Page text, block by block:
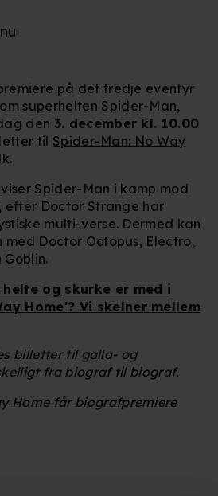
på det tredje eventyr
superhelten Spider-Man,
den 3. december kl. 10.00
til Spider-Man: No Way
viser Spider-Man i kamp mod
efter Doctor Strange har
multi-verse. Dermed kan
med Doctor Octopus, Electro,
Goblin.
helte og skurke er med i
Home'? Vi skelner mellem
billetter til galla- og
fra biograf til biograf.
Home får biografpremiere